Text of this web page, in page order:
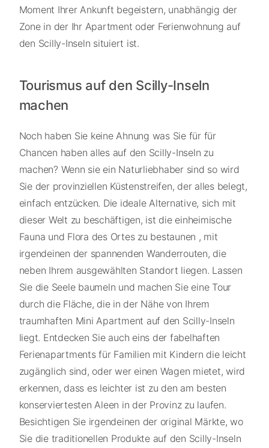
Moment Ihrer Ankunft begeistern, unabhängig der
Zone in der Ihr Apartment oder Ferienwohnung auf
den Scilly-Inseln situiert ist.
Tourismus auf den Scilly-Inseln
machen
Noch haben Sie keine Ahnung was Sie für für
Chancen haben alles auf den Scilly-Inseln zu
machen? Wenn sie ein Naturliebhaber sind so wird
Sie der provinziellen Küstenstreifen, der alles belegt,
einfach entzücken. Die ideale Alternative, sich mit
dieser Welt zu beschäftigen, ist die einheimische
Fauna und Flora des Ortes zu bestaunen , mit
irgendeinen der spannenden Wanderrouten, die
neben Ihrem ausgewählten Standort liegen. Lassen
Sie die Seele baumeln und machen Sie eine Tour
durch die Fläche, die in der Nähe von Ihrem
traumhaften Mini Apartment auf den Scilly-Inseln
liegt. Entdecken Sie auch eins der fabelhaften
Ferienapartments für Familien mit Kindern die leicht
zugänglich sind, oder wer einen Wagen mietet, wird
erkennen, dass es leichter ist zu den am besten
konserviertesten Aleen in der Provinz zu laufen.
Besichtigen Sie irgendeinen der original Märkte, wo
Sie die traditionellen Produkte auf den Scilly-Inseln